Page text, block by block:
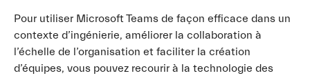
Pour utiliser Microsoft Teams de façon efficace dans un
contexte d’ingénierie, améliorer la collaboration à
l’échelle de l’organisation et faciliter la création
d’équipes, vous pouvez recourir à la technologie des